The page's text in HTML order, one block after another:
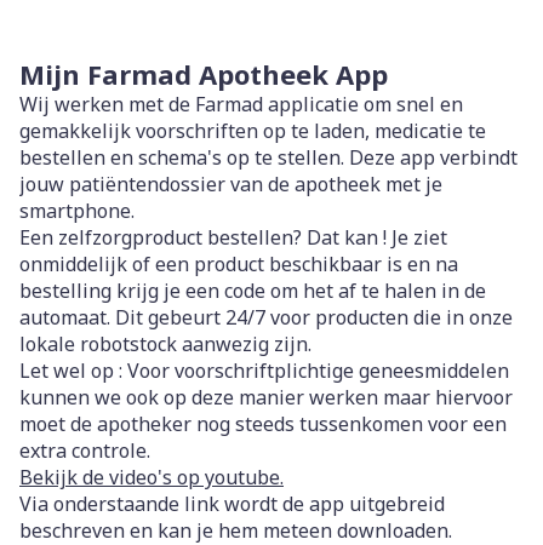
Mijn Farmad Apotheek App
Wij werken met de Farmad applicatie om snel en
gemakkelijk voorschriften op te laden, medicatie te
bestellen en schema's op te stellen. Deze app verbindt
jouw patiëntendossier van de apotheek met je
smartphone.
Een zelfzorgproduct bestellen? Dat kan ! Je ziet
onmiddelijk of een product beschikbaar is en na
bestelling krijg je een code om het af te halen in de
automaat. Dit gebeurt 24/7 voor producten die in onze
lokale robotstock aanwezig zijn.
Let wel op : Voor voorschriftplichtige geneesmiddelen
kunnen we ook op deze manier werken maar hiervoor
moet de apotheker nog steeds tussenkomen voor een
extra controle.
Bekijk de video's op youtube.
Via onderstaande link wordt de app uitgebreid
beschreven en kan je hem meteen downloaden.